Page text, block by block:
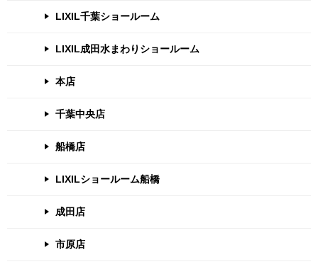
LIXIL千葉ショールーム
LIXIL成田水まわりショールーム
本店
千葉中央店
船橋店
LIXILショールーム船橋
成田店
市原店